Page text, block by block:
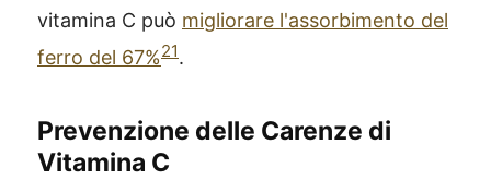
vitamina C può migliorare l'assorbimento del
ferro del 67%21.
Prevenzione delle Carenze di
Vitamina C